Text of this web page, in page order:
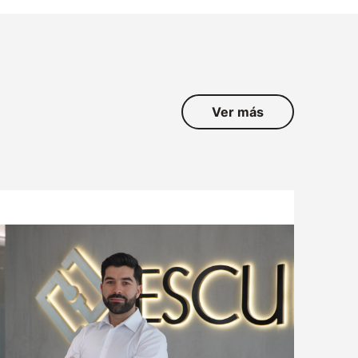
ATENCIÓN AL CLIENTE
Ver más